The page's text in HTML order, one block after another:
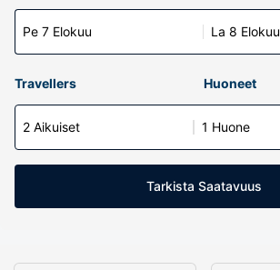
Pe 7 Elokuu La 8 Elokuu
Travellers Huoneet
2 Aikuiset 1 Huone
Tarkista Saatavuus